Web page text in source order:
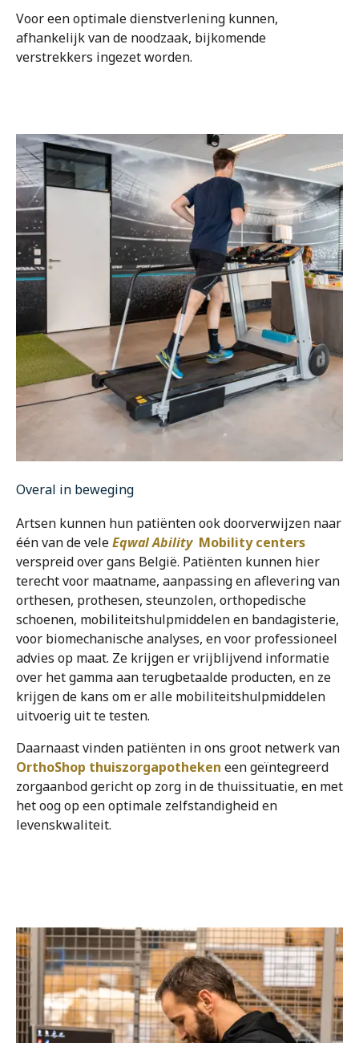
Extranet
Voor een optimale dienstverlening kunnen,
afhankelijk van de noodzaak, bijkomende
verstrekkers ingezet worden.
Overal in beweging
Artsen kunnen hun patiënten ook doorverwijzen naar
één van de veleEqwal AbilityMobility centers
verspreid over gans België. Patiënten kunnen hier
terecht voor maatname, aanpassing en aflevering van
orthesen, prothesen, steunzolen, orthopedische
schoenen, mobiliteitshulpmiddelen en bandagisterie,
voor biomechanische analyses, en voor professioneel
advies op maat. Ze krijgen er vrijblijvend informatie
over het gamma aan terugbetaalde producten, en ze
krijgen de kans om er alle mobiliteitshulpmiddelen
uitvoerig uit te testen.
Daarnaast vinden patiënten in ons groot netwerk van
OrthoShop thuiszorgapotheken een geïntegreerd
zorgaanbod gericht op zorg in de thuissituatie, en met
het oog op een optimale zelfstandigheid en
levenskwaliteit.